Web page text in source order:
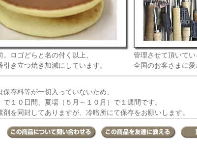
管理させて頂いて
全国のお客さまに
ロゴどらと名の付く以上、
き立つ焼き加減にしています。
存料等が一切入っていないため、
１０日間、夏場（５月～１０月）で１週間です。
を同封してありますが、冷暗所にて保存をお願いします。